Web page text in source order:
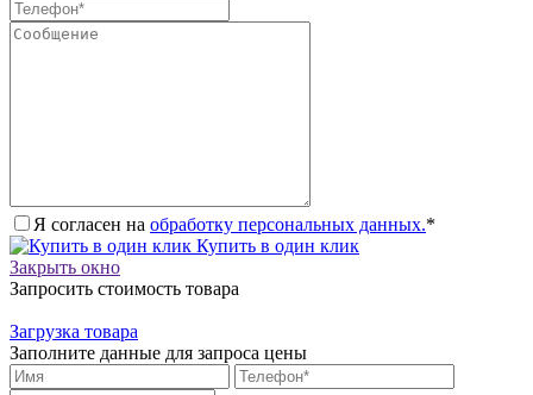
Я согласен на обработку персональных данных.*
Купить в один клик
Закрыть окно
Запросить стоимость товара
Загрузка товара
Заполните данные для запроса цены